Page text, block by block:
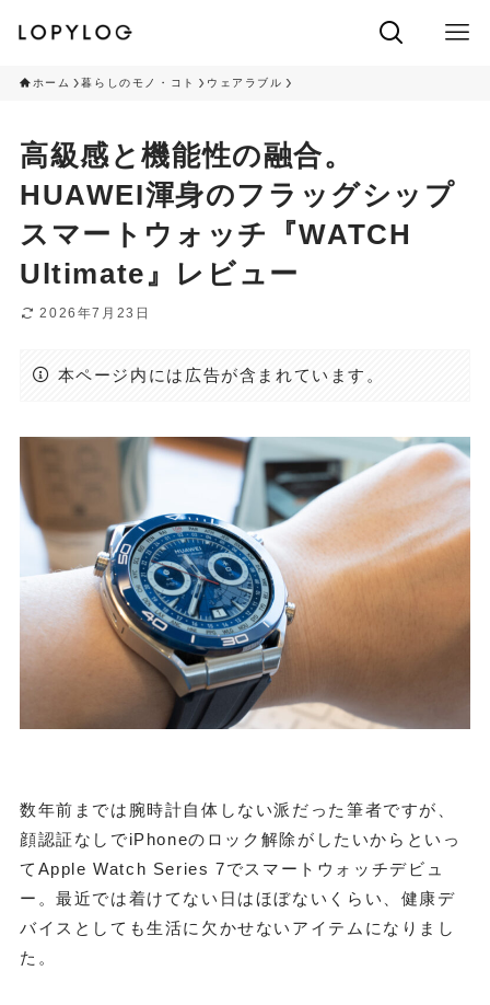
ホーム 暮らしのモノ・コト ウェアラブル
高級感と機能性の融合。
HUAWEI渾身のフラッグシップ
スマートウォッチ『WATCH
Ultimate』レビュー
2026年7月23日
本ページ内には広告が含まれています。
数年前までは腕時計自体しない派だった筆者ですが、
顔認証なしでiPhoneのロック解除がしたいからといっ
てApple Watch Series 7でスマートウォッチデビュ
ー。最近では着けてない日はほぼないくらい、健康デ
バイスとしても生活に欠かせないアイテムになりまし
た。